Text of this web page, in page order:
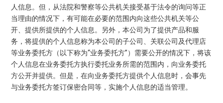
人信息。但，从法院和警察等公共机关接受基于法令的询问等正
当理由的情况下，有可能在必要的范围内向这些公共机关等公
开、提供所提供的个人信息。另外，本公司为了提供产品和服
务，将提供的个人信息称为本公司的子公司、关联公司及代理店
等业务委托方（以下称为“业务委托方”）需要公开的情况下，将该
个人信息在业务委托方执行委托业务所需的范围内，向业务委托
方公开并提供。但是，在向业务委托方提供个人信息时，会事先
与业务委托方签订保密合同等，实施个人信息的适当管理。